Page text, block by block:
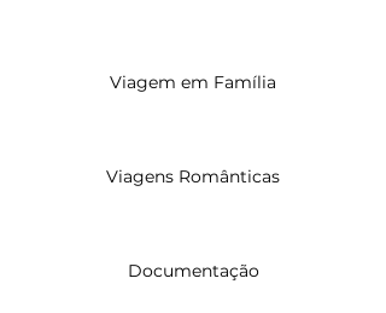
Viagem em Família
Viagens Românticas
Documentação